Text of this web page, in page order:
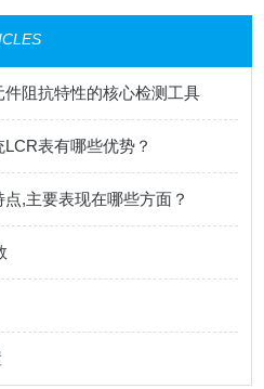
阻抗特性的核心检测工具
表有哪些优势？
,主要表现在哪些方面？